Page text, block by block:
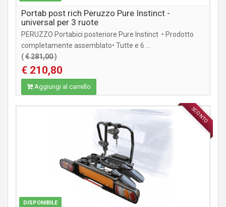
Portab post rich Peruzzo Pure Instinct -
universal per 3 ruote
PERUZZO Portabici posteriore Pure Instinct • Prodotto
completamente assemblato• Tutte e 6 ...
(€ 281,00)
€ 210,80
Aggiungi al carrello
SCONTO
DISPONIBILE
ACCESSORI